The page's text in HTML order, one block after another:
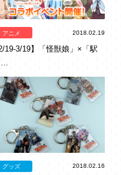
アニメ 2018.02.19
2/19-3/19】「怪獣娘」×「駅
…
グッズ 2018.02.16